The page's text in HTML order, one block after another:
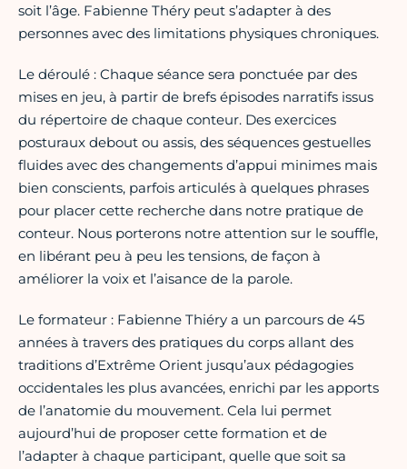
soit l’âge. Fabienne Théry peut s’adapter à des
personnes avec des limitations physiques chroniques.
Le déroulé : Chaque séance sera ponctuée par des
mises en jeu, à partir de brefs épisodes narratifs issus
du répertoire de chaque conteur. Des exercices
posturaux debout ou assis, des séquences gestuelles
fluides avec des changements d’appui minimes mais
bien conscients, parfois articulés à quelques phrases
pour placer cette recherche dans notre pratique de
conteur. Nous porterons notre attention sur le souffle,
en libérant peu à peu les tensions, de façon à
améliorer la voix et l’aisance de la parole.
Le formateur : Fabienne Thiéry a un parcours de 45
années à travers des pratiques du corps allant des
traditions d’Extrême Orient jusqu’aux pédagogies
occidentales les plus avancées, enrichi par les apports
de l’anatomie du mouvement. Cela lui permet
aujourd’hui de proposer cette formation et de
l’adapter à chaque participant, quelle que soit sa